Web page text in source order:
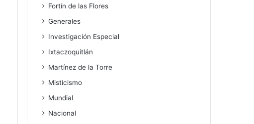
Fortín de las Flores
Generales
Investigación Especial
Ixtaczoquitlán
Martínez de la Torre
Misticismo
Mundial
Nacional